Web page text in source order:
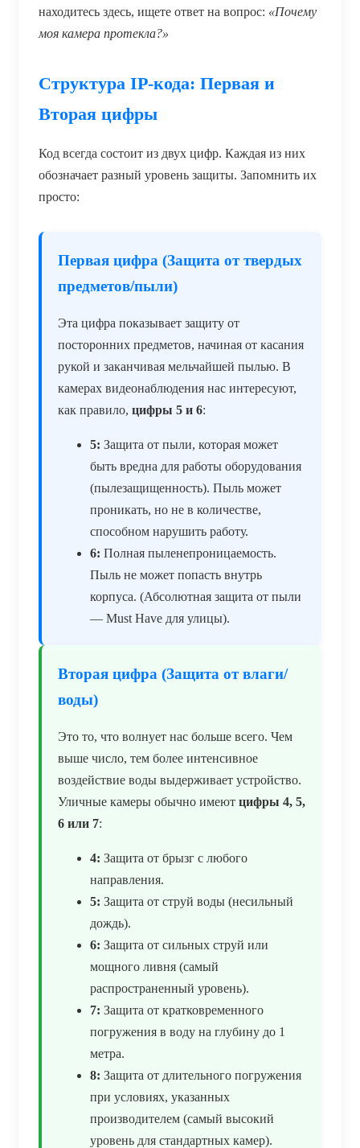
находитесь здесь, ищете ответ на вопрос: «Почему
моя камера протекла?»
Структура IP-кода: Первая и
Вторая цифры
Код всегда состоит из двух цифр. Каждая из них
обозначает разный уровень защиты. Запомнить их
просто:
Первая цифра (Защита от твердых
предметов/пыли)
Эта цифра показывает защиту от
посторонних предметов, начиная от касания
рукой и заканчивая мельчайшей пылью. В
камерах видеонаблюдения нас интересуют,
как правило, цифры 5 и 6:
5: Защита от пыли, которая может
быть вредна для работы оборудования
(пылезащищенность). Пыль может
проникать, но не в количестве,
способном нарушить работу.
6: Полная пыленепроницаемость.
Пыль не может попасть внутрь
корпуса. (Абсолютная защита от пыли
— Must Have для улицы).
Вторая цифра (Защита от влаги/
воды)
Это то, что волнует нас больше всего. Чем
выше число, тем более интенсивное
воздействие воды выдерживает устройство.
Уличные камеры обычно имеют цифры 4, 5,
6 или 7:
4: Защита от брызг с любого
направления.
5: Защита от струй воды (несильный
дождь).
6: Защита от сильных струй или
мощного ливня (самый
распространенный уровень).
7: Защита от кратковременного
погружения в воду на глубину до 1
метра.
8: Защита от длительного погружения
при условиях, указанных
производителем (самый высокий
уровень для стандартных камер).